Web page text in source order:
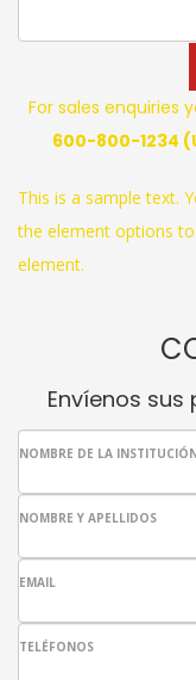
For sales enquiries
600-800-1234
This is a sample text.
the element options
element.
Envíenos
NOMBRE DE LA
NOMBRE Y APELLIDOS
EMAIL
TELÉFONOS